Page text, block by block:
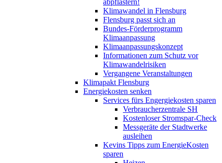
abpflastern!
Klimawandel in Flensburg
Flensburg passt sich an
Bundes-Förderprogramm
Klimaanpassung
Klimaanpassungskonzept
Informationen zum Schutz vor
Klimawandelrisiken
Vergangene Veranstaltungen
Klimapakt Flensburg
Energiekosten senken
Services fürs Engergiekosten sparen
Verbraucherzentrale SH
Kostenloser Stromspar-Check
Messgeräte der Stadtwerke
ausleihen
Kevins Tipps zum EnergieKosten
sparen